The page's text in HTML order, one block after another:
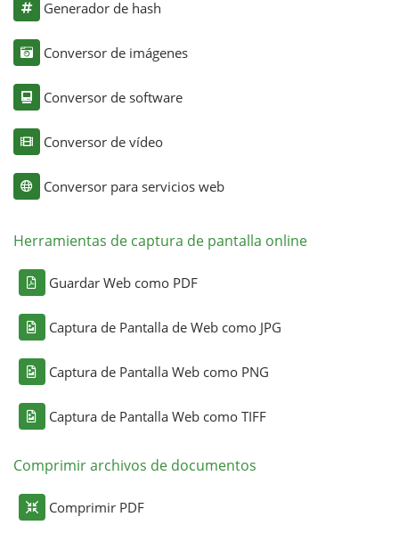
Generador de hash
Conversor de imágenes
Conversor de software
Conversor de vídeo
Conversor para servicios web
Herramientas de captura de pantalla online
Guardar Web como PDF
Captura de Pantalla de Web como JPG
Captura de Pantalla Web como PNG
Captura de Pantalla Web como TIFF
Comprimir archivos de documentos
Comprimir PDF